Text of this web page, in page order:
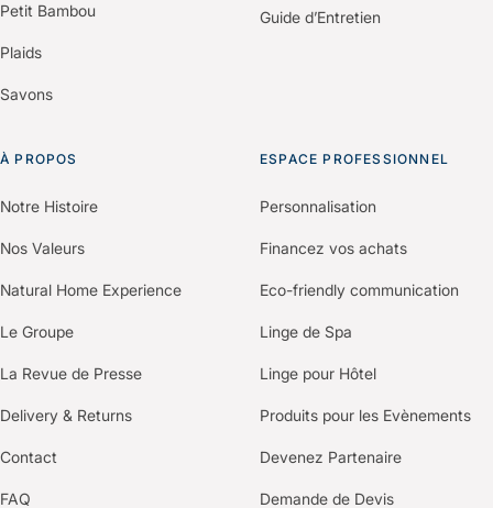
Petit Bambou
Plaids
Savons
Guide d’Entretien
À PROPOS
Notre Histoire
Nos Valeurs
Natural Home Experience
Le Groupe
La Revue de Presse
Delivery & Returns
Contact
FAQ
ESPACE PROFESSIONNEL
Personnalisation
Financez vos achats
Eco-friendly communication
Linge de Spa
Linge pour Hôtel
Produits pour les Evènements
Devenez Partenaire
Demande de Devis